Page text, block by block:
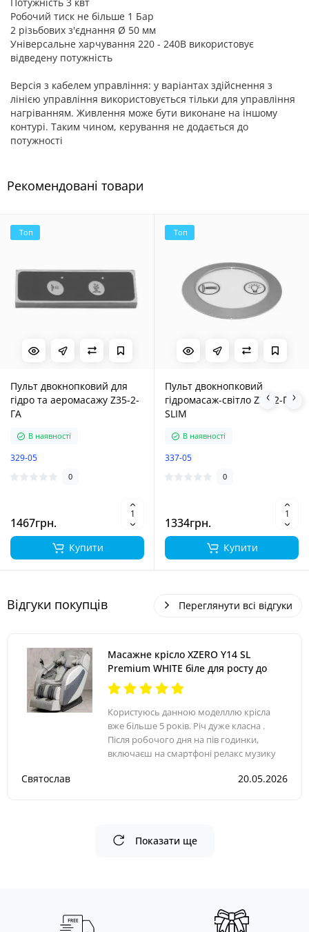
Потужність 3 квт
Робочий тиск не більше 1 Бар
2 різьбових з'єднання Ø 50 мм
Універсальне харчування 220 - 240В використовує
відведену потужність
Версія з кабелем управління: у варіантах здійснення з
лінією управління використовується тільки для управління
нагріванням. Живлення може бути виконане на іншому
контурі. Таким чином, керування не додається до
потужності
Рекомендовані товари
Топ
Пульт двокнопковий для
гідро та аеромасажу Z35-2-
ГА
В наявності
329-05
0
1467грн.
Купити
Топ
Пульт двокнопковий
гідромасаж-світло Z38-2-ГС-
SLIM
В наявності
337-05
0
1334грн.
Купити
Відгуки покупців Переглянути всі відгуки
Масажне крісло XZERO Y14 SL
Premium WHITE біле для росту до
200см та вагою до 145кг
Користуюсь данною моделллю крісла
вже більше 5 років. Річ дуже класна .
Після робочого дня на пів годинки,
включаєш на смартфоні релакс музику
... прокидаєшся відпочившим. Особливо
Святослав 20.05.2026
Показати ще
Даруємо будинок за донат з 01 серпня 2026 по
31.08.2026
Просто Хаус запускає масштабну благодійну акцію
«Даруємо будинок за донат». Протягом місяця ми
будемо збирати кошти на автомобілі для ЗСУ, а серед
усіх учасників буде розіграш домокомплекта Barn
Благодійний фонд Сергія Притули
Міністерство цифрової трансформації України
ГО «СПРАВА ГРОМАД»
Армія потребує нашої єдності в питаннях допомоги!
Починаючи від базових речей, таких як одяг, наша
спільнота закуповує і поставляє у війська все
рутинні процеси від “зрозуміти що треба" і
коли ви, громадо, кожний хто скільки зможе, зробите
свій посильний внесок у нашу спільну справу!
Національний банк України
Підтримати Збройні Сили України